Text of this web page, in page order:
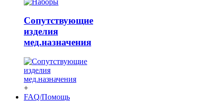
Сопутствующие
изделия
мед.назначения
+
FAQ/Помощь